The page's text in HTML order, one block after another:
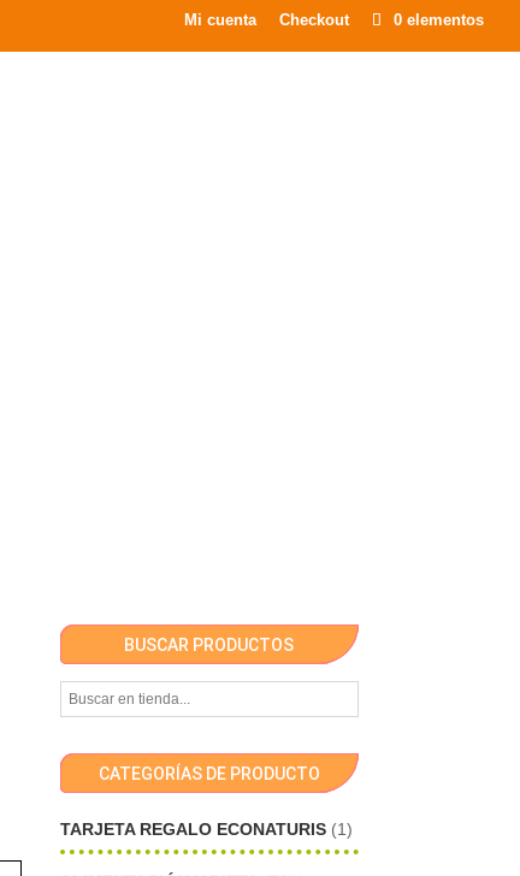
Mi cuenta Checkout 0 elementos
BUSCAR PRODUCTOS
CATEGORÍAS DE PRODUCTO
TARJETA REGALO ECONATURIS (1)